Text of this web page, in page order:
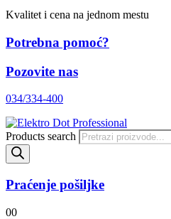
Kvalitet i cena na jednom mestu
Potrebna pomoć?
Pozovite nas
034/334-400
Products search
Praćenje pošiljke
00